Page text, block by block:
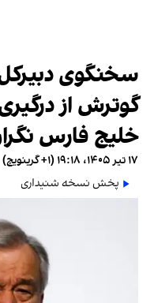
سخنگوی
گوترش از
خلیج فارس
۱۷ تیر ۱۴۰۵، ۱۹:۱۸ (‎+۱ گرینویچ)
پخش نسخه شنیداری